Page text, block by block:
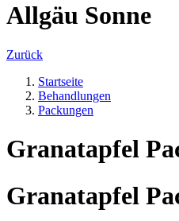
Allgäu Sonne
Zurück
Startseite
Behandlungen
Packungen
Granatapfel
Granatapfel